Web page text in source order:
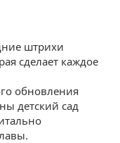
штрихи
сделает каждое
обновления
детский сад